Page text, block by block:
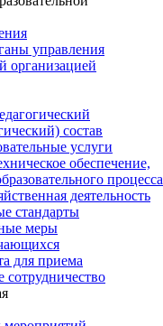
управления
организацией
состав
услуги
обеспечение,
процесса
деятельность
стандарты
меры
для приема